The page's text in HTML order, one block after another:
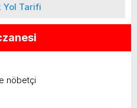
Yol Tarifi
nöbetçi